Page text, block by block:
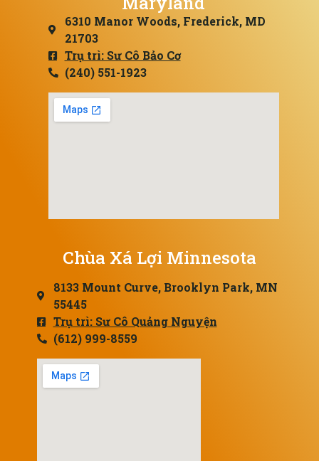
6310 Manor Woods, Frederick, MD
21703
Trụ trì: Sư Cô Bảo Cơ
(240) 551-1923
Chùa Xá Lợi Minnesota
8133 Mount Curve, Brooklyn Park, MN
55445
Trụ trì: Sư Cô Quảng Nguyện
(612) 999-8559